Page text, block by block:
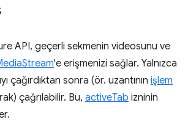
API, geçerli sekmenin videosunu ve
'e erişmenizi sağlar. Yalnızca
çağırdıktan sonra (ör. uzantının işlem
çağrılabilir. Bu, activeTab izninin